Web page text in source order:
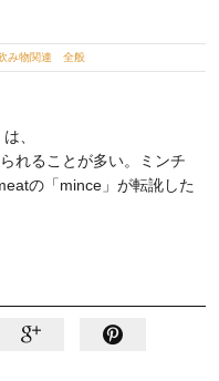
み物関連 全般
、
れることが多い。ミンチ
の「mince」が転訛した